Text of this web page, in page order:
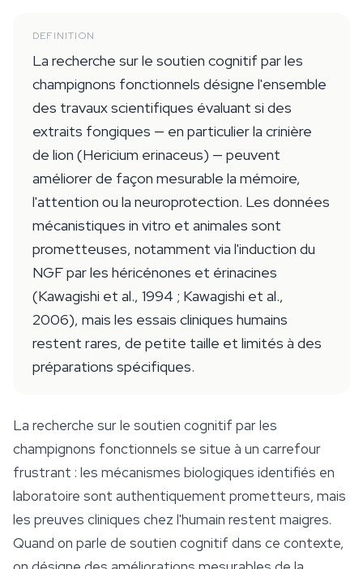
DEFINITION
La recherche sur le soutien cognitif par les
champignons fonctionnels désigne l'ensemble
des travaux scientifiques évaluant si des
extraits fongiques — en particulier la crinière
de lion (Hericium erinaceus) — peuvent
améliorer de façon mesurable la mémoire,
l'attention ou la neuroprotection. Les données
mécanistiques in vitro et animales sont
prometteuses, notamment via l'induction du
NGF par les héricénones et érinacines
(Kawagishi et al., 1994 ; Kawagishi et al.,
2006), mais les essais cliniques humains
restent rares, de petite taille et limités à des
préparations spécifiques.
La recherche sur le soutien cognitif par les
champignons fonctionnels se situe à un carrefour
frustrant : les mécanismes biologiques identifiés en
laboratoire sont authentiquement prometteurs, mais
les preuves cliniques chez l'humain restent maigres.
Quand on parle de soutien cognitif dans ce contexte,